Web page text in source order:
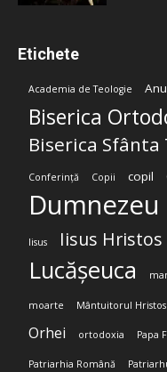
Etichete
Academia de Teologie
Biserica
Biserica Sfânta
Conferință Copii copil
Dumnezeu
Iisus Iisus Hristos
Lucășeuca
moarte Mântuitorul Hristos
Orhei ortodoxia Papa
Patriarhia Română